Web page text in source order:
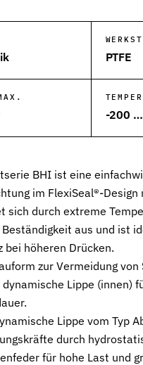
& Rüstung
Dichtungen für
für höchste Ansprüche in
Dichtungslösung für vielfältige
für rotierende Wellen
Schutz vor Schmutz, Staub und
von Kolben und
Element, schützt O-
PTFE
-200 …
BHI ist eine
im FlexiSeal®-
sich durch extreme
aus und ist
bei höheren Drücken.
zur Vermeidung
dynamische Lippe (innen)
Lippe vom Typ
durch
für hohe Last und